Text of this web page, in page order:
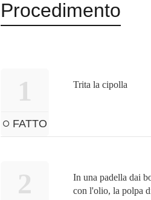
Procedimento
1
FATTO
Trita la cipolla
2
In una padella dai
con l'olio, la polpa